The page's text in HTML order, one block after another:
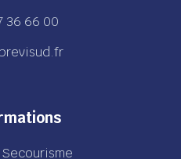
36 66 00